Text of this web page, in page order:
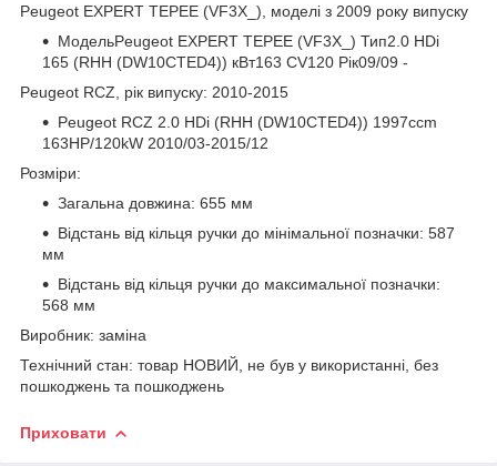
Peugeot EXPERT TEPEE (VF3X_), моделі з 2009 року випуску
МодельPeugeot EXPERT TEPEE (VF3X_) Тип2.0 HDi
165 (RHH (DW10CTED4)) кВт163 CV120 Рік09/09 -
Peugeot RCZ, рік випуску: 2010-2015
Peugeot RCZ 2.0 HDi (RHH (DW10CTED4)) 1997ccm
163HP/120kW 2010/03-2015/12
Розміри:
Загальна довжина: 655 мм
Відстань від кільця ручки до мінімальної позначки: 587
мм
Відстань від кільця ручки до максимальної позначки:
568 мм
Виробник: заміна
Технічний стан: товар НОВИЙ, не був у використанні, без
пошкоджень та пошкоджень
Приховати